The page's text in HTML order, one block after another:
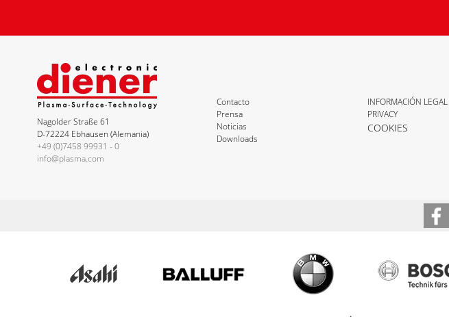
Nagolder Straße 61
D-72224 Ebhausen (Alemania)
+49 (0)7458 99931 - 0
info@plasma.com
Contacto
Prensa
Noticias
Downloads
INFORMACIÓN LEGAL
PRIVACY
COOKIES